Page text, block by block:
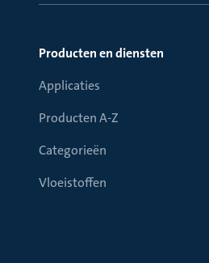
Producten en diensten
Applicaties
Producten A-Z
Categorieën
Vloeistoffen